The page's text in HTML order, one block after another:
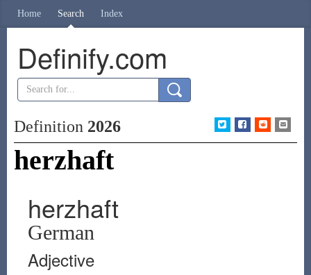
Home Search Index
Definify.com
Definition 2026
herzhaft
herzhaft
German
Adjective